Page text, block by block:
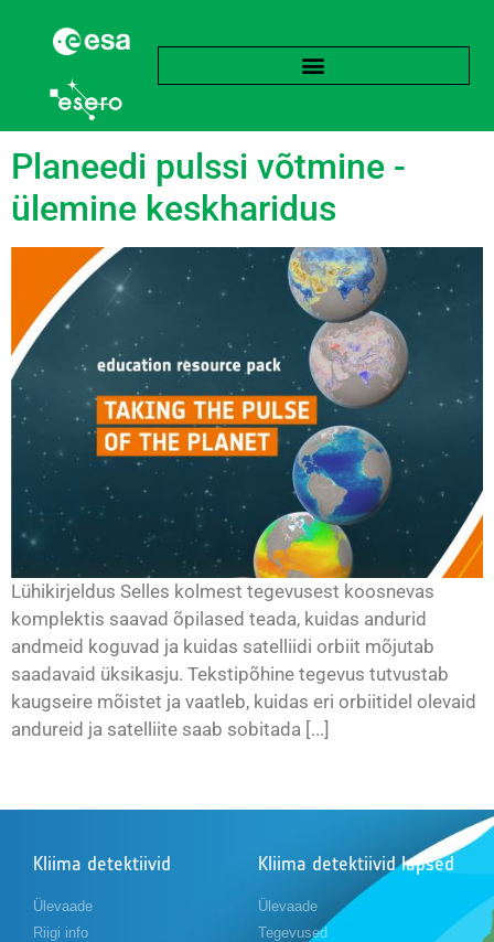
Silt:Polar
Planeedi pulssi võtmine -
ülemine keskharidus
Lühikirjeldus Selles kolmest tegevusest koosnevas
komplektis saavad õpilased teada, kuidas andurid
andmeid koguvad ja kuidas satelliidi orbiit mõjutab
saadavaid üksikasju. Tekstipõhine tegevus tutvustab
kaugseire mõistet ja vaatleb, kuidas eri orbiitidel olevaid
andureid ja satelliite saab sobitada [...]
Kliima detektiivid
Ülevaade
Riigi info
Kliima detektiivid lapsed
Ülevaade
Tegevused